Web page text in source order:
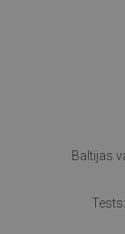
Baltijas